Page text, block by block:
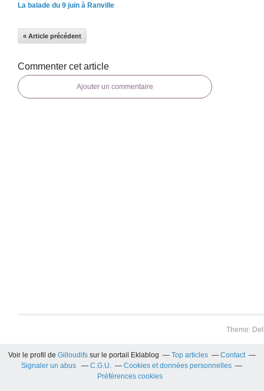
La balade du 9 juin à Ranville
« Article précédent
Commenter cet article
Ajouter un commentaire
Theme:
Voir le profil de Gilloudifs sur le portail Eklablog Top articles
Contact
Signaler un abus
C.G.U.
Cookies et données personnelles
Préférences cookies